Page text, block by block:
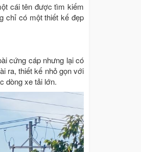
cái tên được tìm kiếm
chỉ có một thiết kế đẹp
cứng cáp nhưng lại có
ra, thiết kế nhỏ gọn với
dòng xe tải lớn.